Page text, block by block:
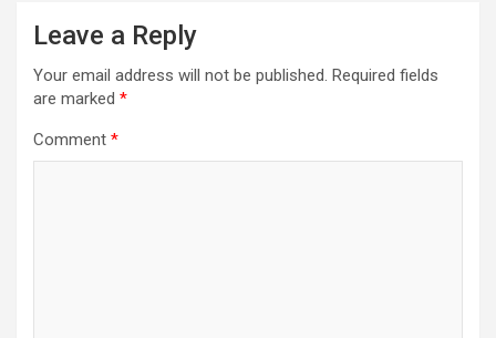
Leave a Reply
Your email address will not be published. Required fields
are marked *
Comment *